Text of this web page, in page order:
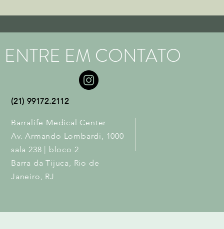
ENTRE EM CONTATO
(21) 99172.2112
Barralife Medical Center
Av. Armando Lombardi, 1000
sala 238 | bloco 2
Barra da Tijuca, Rio de
Janeiro, RJ